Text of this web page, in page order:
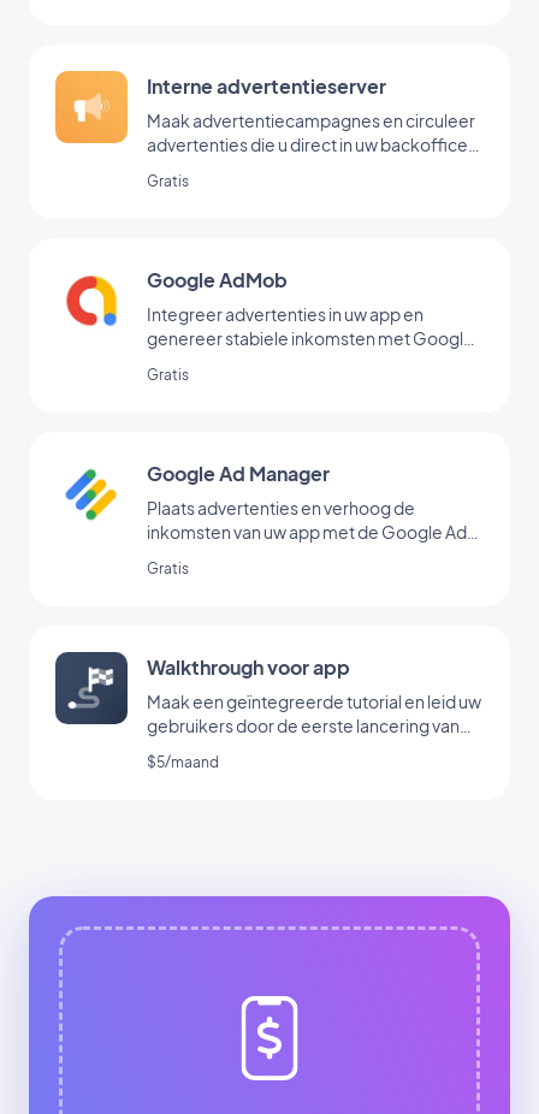
Interne advertentieserver
Maak advertentiecampagnes en circuleer
advertenties die u direct in uw backoffice
Gratis
Google AdMob
Integreer advertenties in uw app en
genereer stabiele inkomsten met Google
Gratis
Google Ad Manager
Plaats advertenties en verhoog de
inkomsten van uw app met de Google Ad
Gratis
Walkthrough voor app
Maak een geïntegreerde tutorial en leid uw
gebruikers door de eerste lancering van
uw app
$5/maand